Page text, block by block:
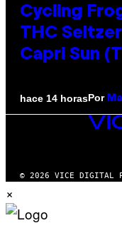
Cycling
THC
Capri Sun
hace 14 horasPor
VICE
© 2026 VICE DIGITAL
×